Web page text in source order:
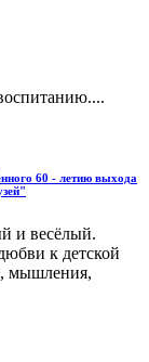
60 - летию выхода
и весёлый.
к детской
мышления,